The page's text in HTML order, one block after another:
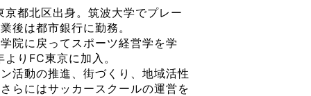
都北区出身。筑波大学でプレー
後は都市銀行に勤務。
院に戻ってスポーツ経営学を学
りFC東京に加入。
活動の推進、街づくり、地域活性
らにはサッカースクールの運営を